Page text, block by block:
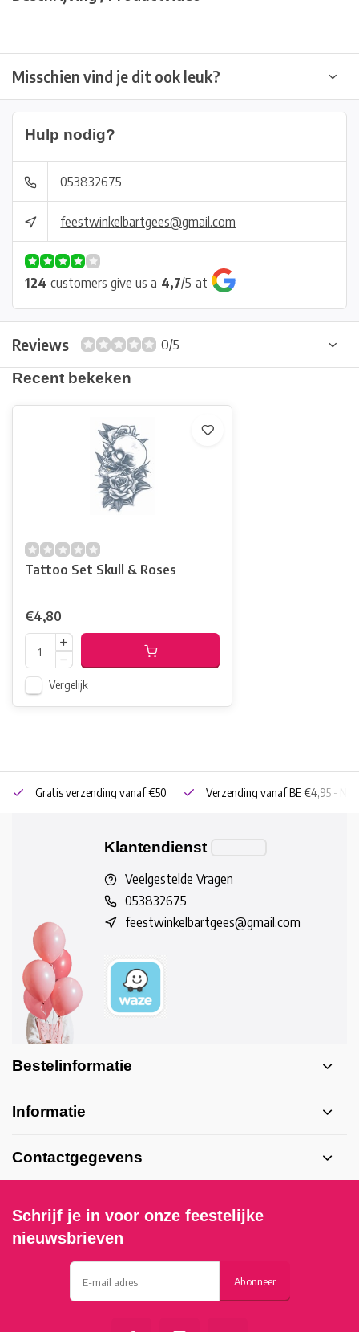
Misschien vind je dit ook leuk?
Hulp nodig?
053832675
feestwinkelbartgees@gmail.com
124 customers give us a 4,7/5 at
Reviews
0/5
Recent bekeken
Tattoo Set Skull & Roses
€4,80
Vergelijk
Gratis verzending vanaf €50 Verzending vanaf BE €4,95 - NL
Klantendienst
Veelgestelde Vragen
053832675
feestwinkelbartgees@gmail.com
Bestelinformatie
Informatie
Contactgegevens
Schrijf je in voor onze feestelijke
nieuwsbrieven
Abonneer